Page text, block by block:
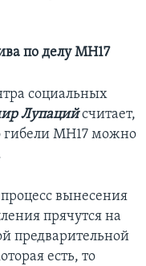
по делу МН17
социальных
Лупацийсчитает,
гибели МН17 можно
вынесения
прячутся на
предварительной
есть, то